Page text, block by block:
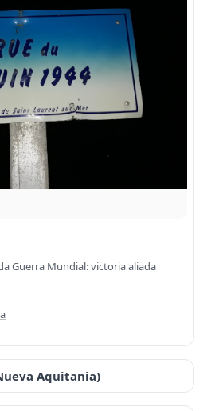
Guerra Mundial: victoria aliada
Aquitania)